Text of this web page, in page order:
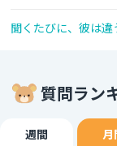
聞くたびに、彼は
質問ラン
週間 月